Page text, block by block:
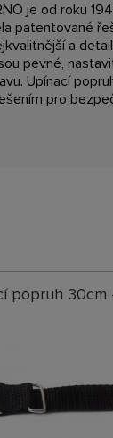
je od roku
patentované
a
pevné,
Upínací
pro
popruh 30cm